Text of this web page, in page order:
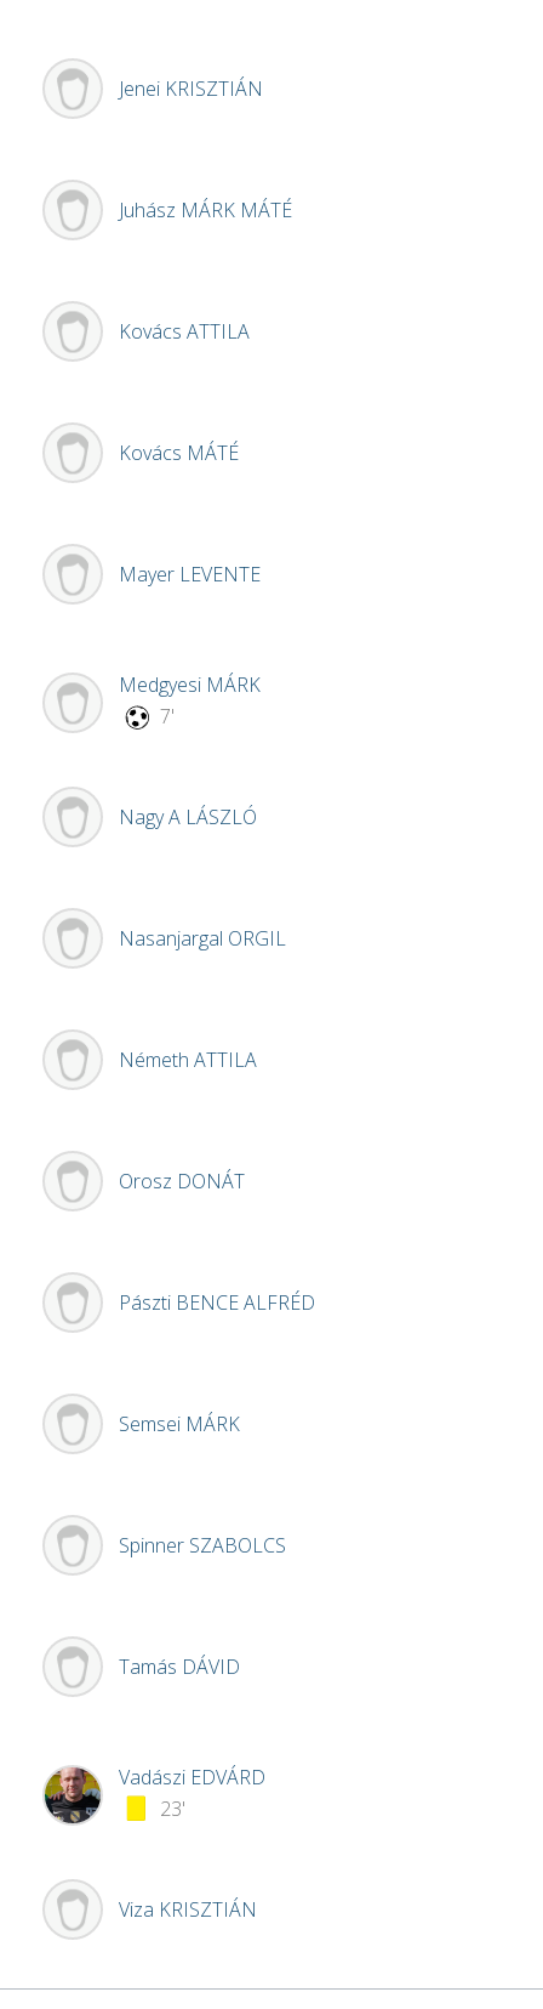
Jenei KRISZTIÁN
Juhász MÁRK MÁTÉ
Kovács ATTILA
Kovács MÁTÉ
Mayer LEVENTE
Medgyesi MÁRK
7'
Nagy A LÁSZLÓ
Nasanjargal ORGIL
Németh ATTILA
Orosz DONÁT
Pászti BENCE ALFRÉD
Semsei MÁRK
Spinner SZABOLCS
Tamás DÁVID
Vadászi EDVÁRD
23'
Viza KRISZTIÁN